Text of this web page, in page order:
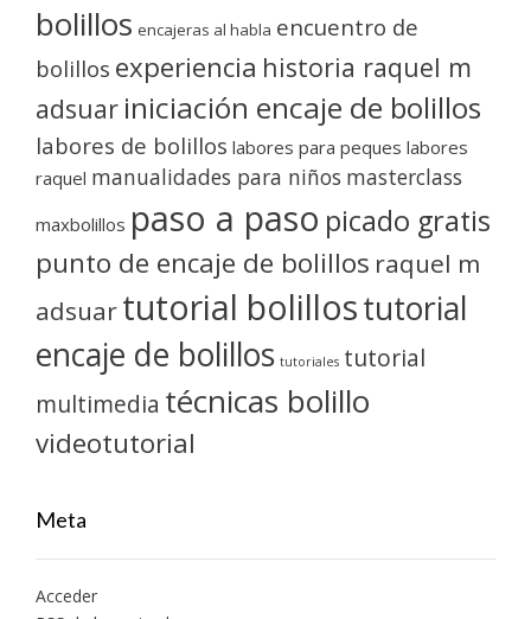
bolillos encajeras al habla encuentro de
bolillos experiencia historia raquel m
adsuar iniciación encaje de bolillos
labores de bolillos labores para peques labores
raquel manualidades para niños masterclass
maxbolillos paso a paso picado gratis
punto de encaje de bolillos raquel m
adsuartutorial bolillostutorial
encaje de bolillos tutoriales tutorial
multimedia técnicas bolillo
videotutorial
Meta
Acceder